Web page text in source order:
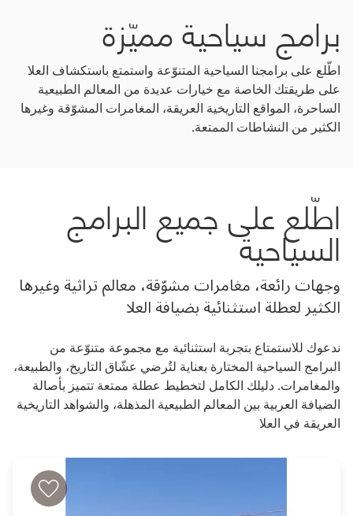
برامج سياحية مميّزة
اطّلع على برامجنا السياحية المتنوّعة واستمتع باستكشاف العلا
على طريقتك الخاصة مع خيارات عديدة من المعالم الطبيعية
الساحرة، المواقع التاريخية العريقة، المغامرات المشوّقة وغيرها
الكثير من النشاطات الممتعة.
اطّلع على جميع البرامج
السياحية
وجهات رائعة، مغامرات مشوّقة، معالم تراثية وغيرها
الكثير لعطلة استثنائية بضيافة العلا
ندعوك للاستمتاع بتجربة استثنائية مع مجموعة متنوّعة من
البرامج السياحية المختارة بعناية لتُرضي عشّاق التاريخ، والطبيعة،
والمغامرات. دليلك الكامل لتخطيط عطلة ممتعة تتميز بأصالة
الضيافة العربية بين المعالم الطبيعية المذهلة، والشواهد التاريخية
العريقة في العلا